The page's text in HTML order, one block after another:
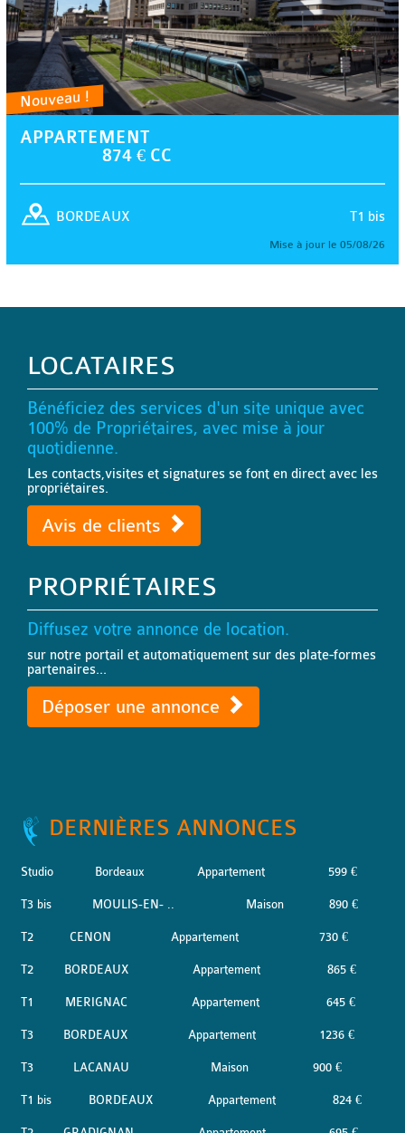
Nouveau !
APPARTEMENT
874 € CC
T1 bis
BORDEAUX
Mise à jour le 05/08/26
LOCATAIRES
Bénéficiez des services d'un site unique avec
100% de Propriétaires, avec mise à jour
quotidienne.
Les contacts,visites et signatures se font en direct avec les
propriétaires.
Avis de clients
PROPRIÉTAIRES
Diffusez votre annonce de location.
sur notre portail et automatiquement sur des plate-formes
partenaires...
Déposer une annonce
DERNIÈRES ANNONCES
Studio Bordeaux Appartement 599 €
T3 bis MOULIS-EN- .. Maison 890 €
T2 CENON Appartement 730 €
T2 BORDEAUX Appartement 865 €
T1 MERIGNAC Appartement 645 €
T3 BORDEAUX Appartement 1236 €
T3 LACANAU Maison 900 €
T1 bis BORDEAUX Appartement 824 €